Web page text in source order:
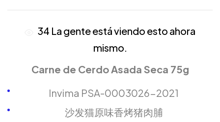
34 La gente está viendo esto ahora
mismo.
Carne de Cerdo Asada Seca 75g
Invima PSA-0003026-2021
沙发猫原味香烤猪肉脯